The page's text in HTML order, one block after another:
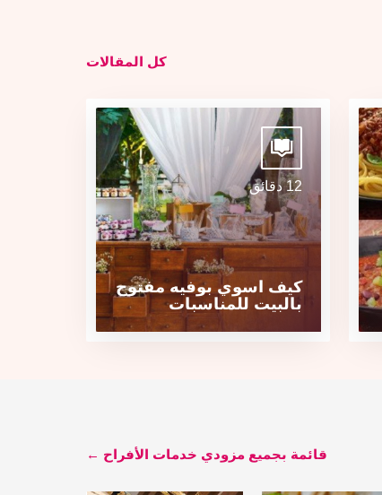
كل المقالات
12 دقائق
كيف اسوي بوفيه مفتوح
بالبيت للمناسبات
قائمة بجميع مزودي خدمات الأفراح ←